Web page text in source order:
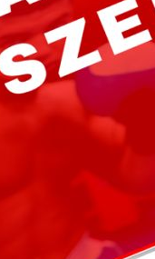
World
- NO
Rules
» 380,3
all licensed
BOXEN